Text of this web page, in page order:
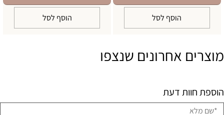
הוסף לסל הוסף לסל
מוצרים אחרונים שנצפו
הוספת חוות דעת